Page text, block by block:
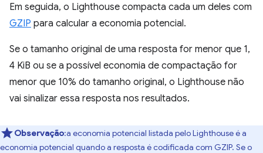
Em seguida, o Lighthouse compacta cada um deles com
GZIP para calcular a economia potencial.
Se o tamanho original de uma resposta for menor que 1,
4 KiB ou se a possível economia de compactação for
menor que 10% do tamanho original, o Lighthouse não
vai sinalizar essa resposta nos resultados.
Observação:a economia potencial listada pelo Lighthouse é a
economia potencial quando a resposta é codificada com GZIP. Se o